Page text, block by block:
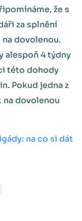
že s
za splnění
dovolenou.
alespoň 4 týdny
této dohody
Pokud jedna z
na dovolenou
na co si dát